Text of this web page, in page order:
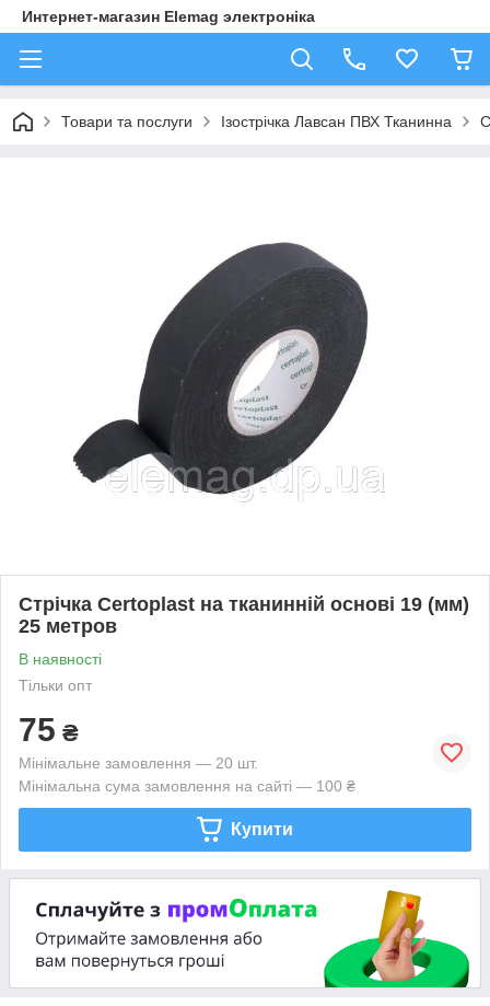
Интернет-магазин Elemag электроніка
Товари та послуги Ізострічка Лавсан ПВХ Тканинна
Стрічка Certoplast на тканинній основі 19 (мм)
25 метров
В наявності
Тільки опт
75 ₴
Мінімальне замовлення — 20 шт.
Мінімальна сума замовлення на сайті — 100 ₴
Купити